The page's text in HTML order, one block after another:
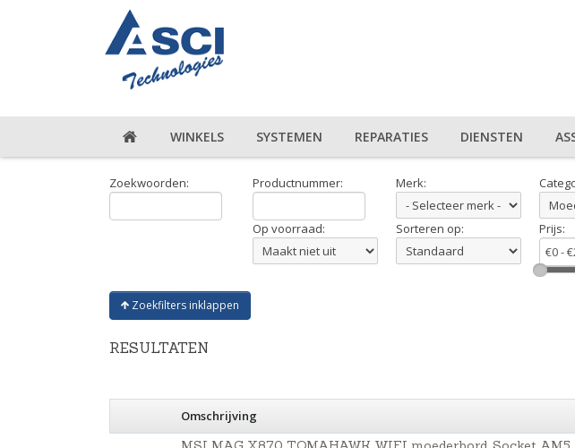
WINKELS SYSTEMEN REPARATIES DIENSTEN
Zoekwoorden: Productnummer: Merk:
Op voorraad: Sorteren op: Prijs:
Zoekfilters inklappen
RESULTATEN
Omschrijving